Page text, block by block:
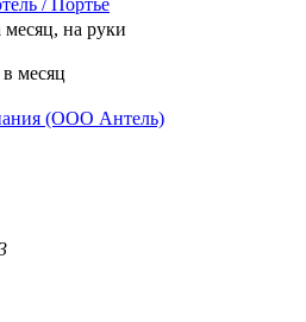
/ Портье
месяц, на руки
месяц
(ООО Антель)